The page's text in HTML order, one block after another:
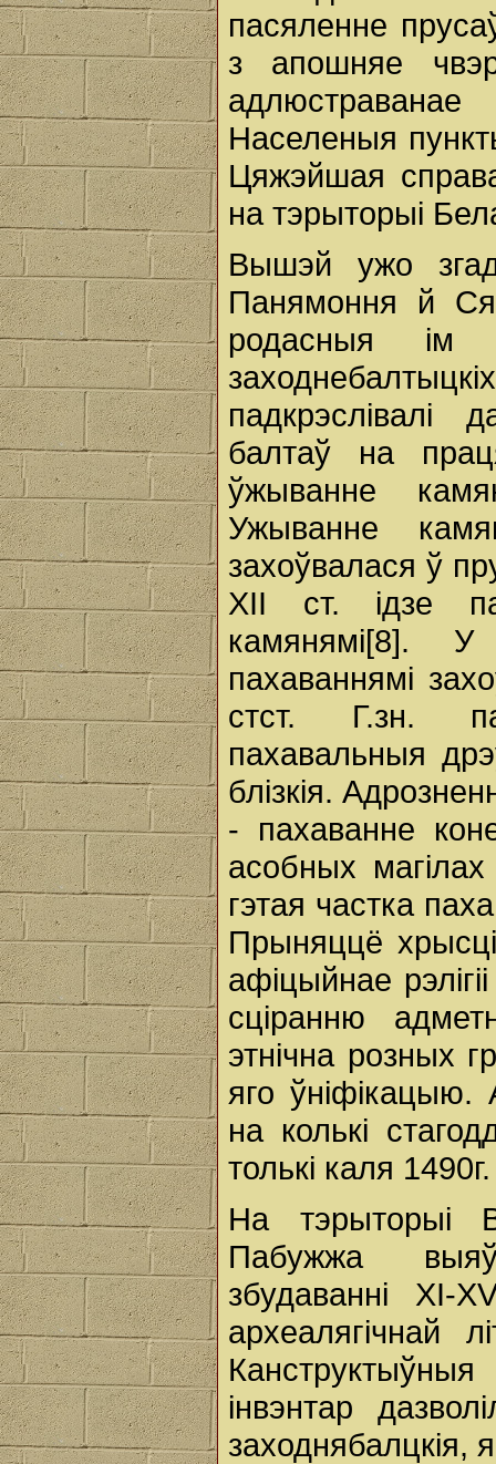
пасяленне
з апошняе
Населеныя
Цяжэйшая
на тэрыторыі
Вышэй ужо
Панямоння й
родасныя
падкрэслівалі
балтаў на
ўжыванне
Ужыванне
захоўвалася ў
ХІІ ст. ідзе
камянямі[8]. У
пахаваннямі
стст. Г.зн. па
пахавальныя
блізкія.
- пахаванне
асобных
гэтая частка
Прыняццё
афіцыйнае
сціранню
этнічна розных
яго ўніфікацыю.
на колькі
толькі каля
На тэрыторыі
Пабужжа
збудаванні XI-
археалягічнай
інвэнтар
заходнябалцкія,